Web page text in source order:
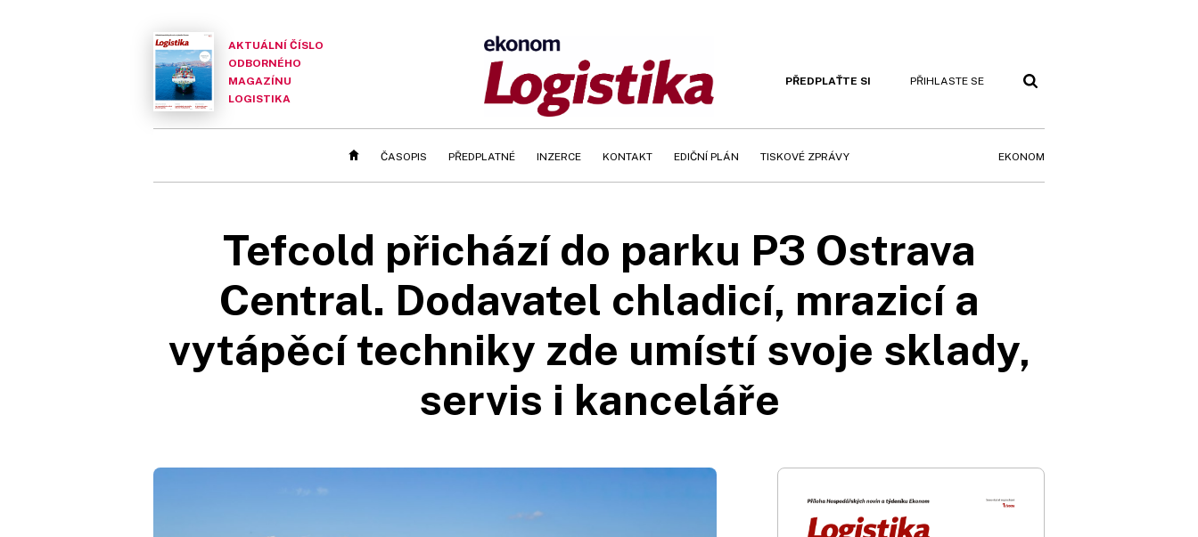
AKTUÁLNÍ ČÍSLO
ODBORNÉHO
MAGAZÍNU
LOGISTIKA
PŘEDPLAŤTE SI PŘIHLASTE SE
ČASOPIS PŘEDPLATNÉ INZERCE KONTAKT EDIČNÍ PLÁN TISKOVÉ ZPRÁVY EKONOM
Tefcold přichází do parku P3 Ostrava
Central. Dodavatel chladicí, mrazicí a
vytápěcí techniky zde umístí svoje sklady,
servis i kanceláře